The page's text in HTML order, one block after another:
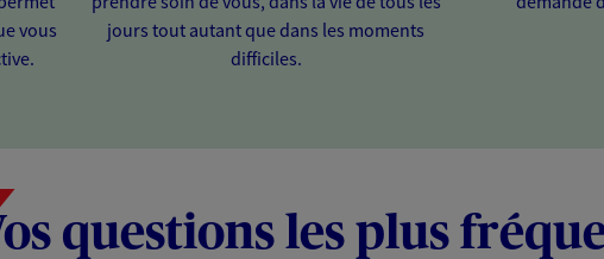
vous
jours tout autant que dans les moments
difficiles.
questions les plus